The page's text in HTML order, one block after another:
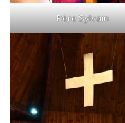
Père Sylvain